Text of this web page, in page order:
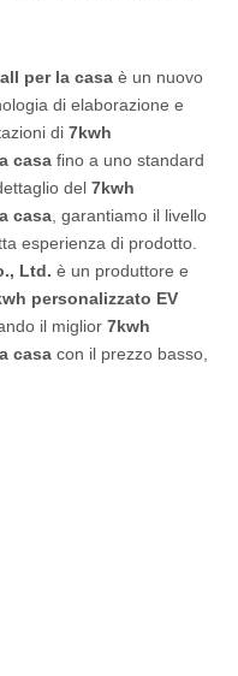
per la casa è un nuovo
di elaborazione e
di 7kwh
casa fino a uno standard
del 7kwh
casa , garantiamo il livello
esperienza di prodotto.
Ltd. è un produttore e
personalizzato EV
il miglior 7kwh
casa con il prezzo basso,